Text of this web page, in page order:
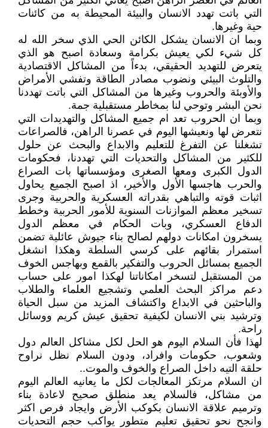
التي باتت تهدد الانسان والبيئة المحيطة به من كائنات
حية وغيرها.
وبما ان الانسان يشكل الكائن الحي الذي سخر الله له
كل شيء لكي يعيش بكرامة وسعادة اصبح هو الذي
يتعرض للتهديد الحقيقي، بدءاً من المشاكل الاقتصادية
والتلوث البيئي ونضوب مصادر الطاقة وتفشي الأمراض
والأوبئة والحروب وغيرها من المشاكل التي باتت تهددنا
نحن البشر وتوحي لنا بمخاطر مستقبلية جمة.
وبما ان الحروب تعد ام جميع المشاكل والتهديدات التي
نتعرض لها ونعيشها اليوم في عصرنا الراهن، فالصراعات
تشغلنا عن التفرغ للتعليم والابداع والبحث عن حلول
للكثير من المشاكل والتحديات التي تهددنا، فحكومات
الدول الكبرى ومعها الصغرى ومؤسساتها بات الصراع
والحرب هاجسها الأول والأخير، اذ اصبح الجميع يحاول
اثبات قوته والتباهي بقدراته العسكرية والحربية وجرى
تسخير معظم الموازنات السنوية للأمور الحربية وخطط
الدفاع العسكري، وبات الحكام في معظم الدول
يسخرون امكانات دولهم لصالح بناء جيوش عائلية تضمن
استمرار بقائهم على كرسي السلطة وهكذا انشغل
الجميع بمسائل الحروب والتفكير بالقمع وبهاجس الخوف
من المستقبل لتسخر امكاناتنا لهكذا امور على حساب
دعم مراكز البحث العلمي وتشجيع العلماء والطلاب
والباحثين في الابداع واكتشاف المزيد من سبل الحياة
وترشيد بني الانسان لكيفية تحقيق عيش كريم ووسائل
راحة.
لهذا فأن السلام اليوم هو الحل لكل مشاكل العالم دول
وشعوب، حكومات وافراد، ودون السلام نظل نراوح
حلقة التيه داخل الصراع والخوف والموت..
ان السلام مرتكز المعالجات لكل ما يعانيه العالم اليوم
من مشاكل، فالسلام يعد منطلق صحيح لاعادة بناء
وترميم علاقة الانسان بكوكب الأرض وايجاد فرص اكثر
وانجح نحو تحقيق تعليم متطور يواكب حجم التحديات